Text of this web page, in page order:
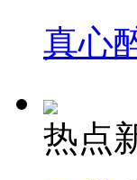
真心
热点